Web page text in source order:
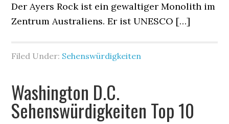
Der Ayers Rock ist ein gewaltiger Monolith im
Zentrum Australiens. Er ist UNESCO […]
Filed Under: Sehenswürdigkeiten
Washington D.C.
Sehenswürdigkeiten Top 10